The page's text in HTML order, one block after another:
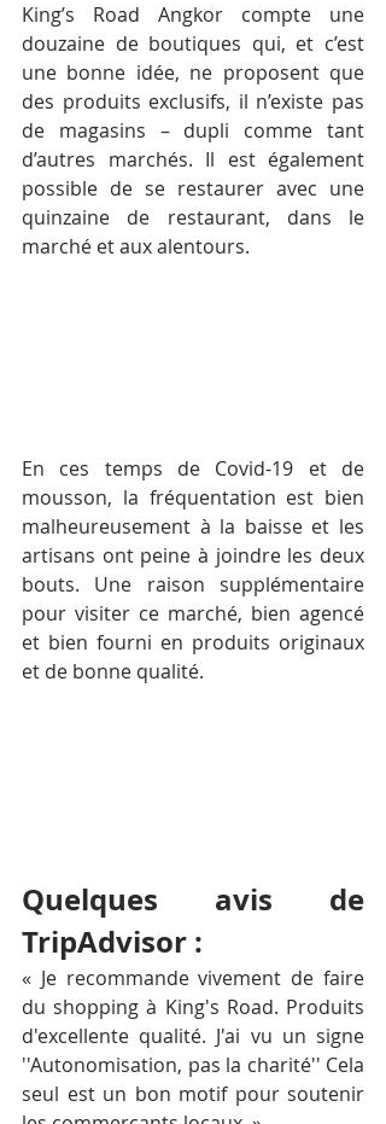
King’s Road Angkor compte une
douzaine de boutiques qui, et c’est
une bonne idée, ne proposent que
des produits exclusifs, il n’existe pas
de magasins – dupli comme tant
d’autres marchés. Il est également
possible de se restaurer avec une
quinzaine de restaurant, dans le
marché et aux alentours.
En ces temps de Covid-19 et de
mousson, la fréquentation est bien
malheureusement à la baisse et les
artisans ont peine à joindre les deux
bouts. Une raison supplémentaire
pour visiter ce marché, bien agencé
et bien fourni en produits originaux
et de bonne qualité.
Quelques avis de
TripAdvisor :
« Je recommande vivement de faire
du shopping à King's Road. Produits
d'excellente qualité. J'ai vu un signe
''Autonomisation, pas la charité'' Cela
seul est un bon motif pour soutenir